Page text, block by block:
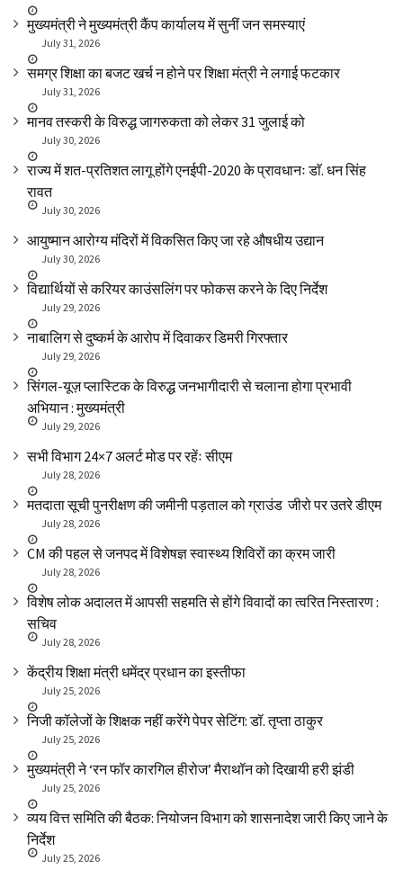
मुख्यमंत्री ने मुख्यमंत्री कैंप कार्यालय में सुनीं जन समस्याएं
July 31, 2026
समग्र शिक्षा का बजट खर्च न होने पर शिक्षा मंत्री ने लगाई फटकार
July 31, 2026
मानव तस्करी के विरुद्ध जागरुकता को लेकर 31 जुलाई को
July 30, 2026
राज्य में शत-प्रतिशत लागू होंगे एनईपी-2020 के प्रावधानः डाॅ. धन सिंह
रावत
July 30, 2026
आयुष्मान आरोग्य मंदिरों में विकसित किए जा रहे औषधीय उद्यान
July 30, 2026
विद्यार्थियों से करियर काउंसलिंग पर फोकस करने के दिए निर्देश
July 29, 2026
नाबालिग से दुष्कर्म के आरोप में दिवाकर डिमरी गिरफ्तार
July 29, 2026
सिंगल-यूज़ प्लास्टिक के विरुद्ध जनभागीदारी से चलाना होगा प्रभावी
अभियान : मुख्यमंत्री
July 29, 2026
सभी विभाग 24×7 अलर्ट मोड पर रहेंः सीएम
July 28, 2026
मतदाता सूची पुनरीक्षण की जमीनी पड़ताल को ग्राउंड जीरो पर उतरे डीएम
July 28, 2026
CM की पहल से जनपद में विशेषज्ञ स्वास्थ्य शिविरों का क्रम जारी
July 28, 2026
विशेष लोक अदालत में आपसी सहमति से होंगे विवादों का त्वरित निस्तारण :
सचिव
July 28, 2026
केंद्रीय शिक्षा मंत्री धमेंद्र प्रधान का इस्तीफा
July 25, 2026
निजी कॉलेजों के शिक्षक नहीं करेंगे पेपर सेटिंग: डॉ. तृप्ता ठाकुर
July 25, 2026
मुख्यमंत्री ने ‘रन फॉर कारगिल हीरोज’ मैराथॉन को दिखायी हरी झंडी
July 25, 2026
व्यय वित्त समिति की बैठक: नियोजन विभाग को शासनादेश जारी किए जाने के
निर्देश
July 25, 2026